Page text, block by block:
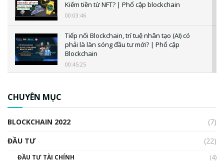
Kiếm tiền từ NFT? | Phổ cập blockchain
00:03:46
Tiếp nối Blockchain, trí tuệ nhân tạo (AI) có
phải là làn sóng đầu tư mới? | Phổ cập
Blockchain
00:45:25
00:02:14
CHUYÊN MỤC
BLOCKCHAIN 2022
(7)
ĐẦU TƯ
(22)
ĐẦU TƯ TÀI CHÍNH
(4)